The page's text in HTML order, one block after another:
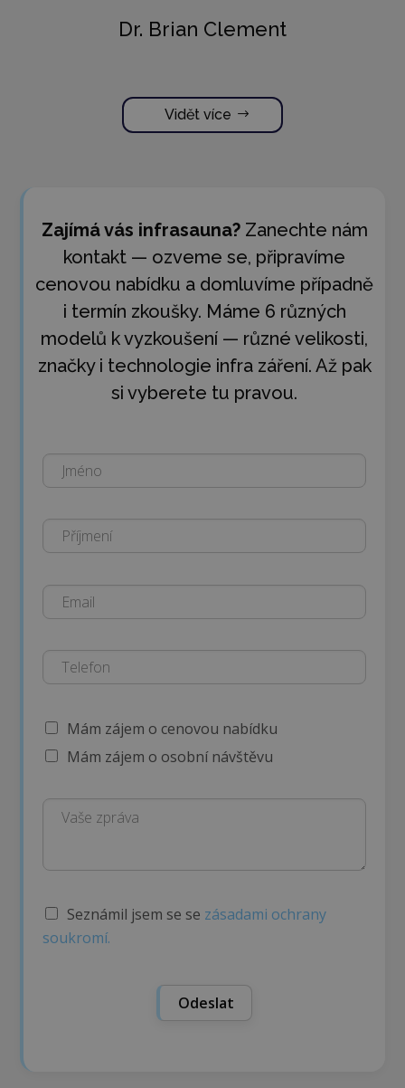
Dr. Brian Clement
Vidět více
Zajímá vás infrasauna?Zanechte nám
kontakt — ozveme se, připravíme
cenovou nabídku a domluvíme případně
i termín zkoušky. Máme 6 různých
modelů k vyzkoušení — různé velikosti,
značky i technologie infra záření. Až pak
si vyberete tu pravou.
Mám zájem o cenovou nabídku
Mám zájem o osobní návštěvu
S
h
Seznámil jsem se se zásadami ochrany
soukromí.
Odeslat